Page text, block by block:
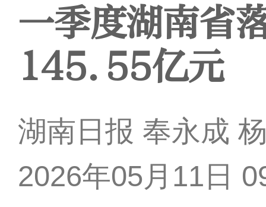
一季度湖南省
145.55亿元
湖南日报 奉永成
2026年05月11日